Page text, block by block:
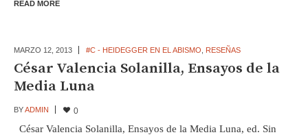
READ MORE
MARZO 12, 2013 #C - HEIDEGGER EN EL ABISMO RESEÑAS
César Valencia Solanilla, Ensayos de la
Media Luna
BYADMIN 0
César Valencia Solanilla, Ensayos de la Media Luna, ed. Sin